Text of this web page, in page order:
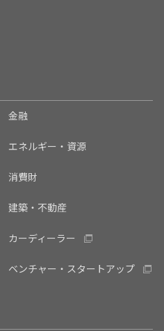
金融
エネルギー・資源
消費財
建築・不動産
カーディーラー
ベンチャー・スタートアップ